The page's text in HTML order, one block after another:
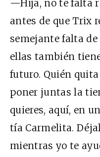
—Hija, no te falta
antes de que Trix
semejante falta
ellas también
futuro. Quién
poner juntas la
quieres, aquí, en
tía Carmelita.
mientras yo te